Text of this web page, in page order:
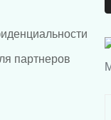
партнеров